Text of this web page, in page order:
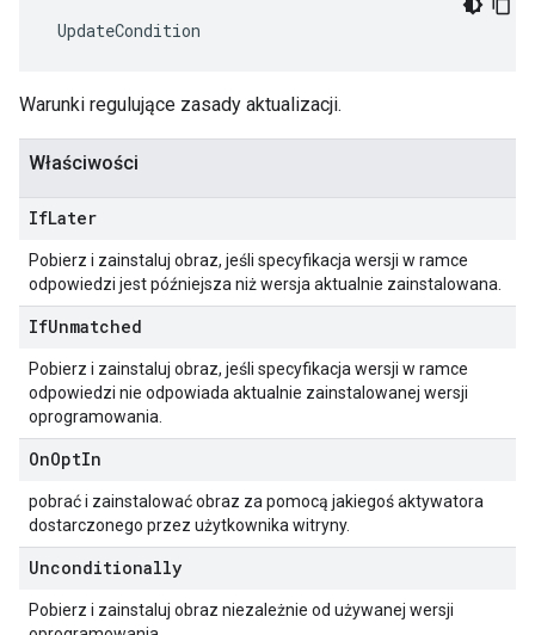
UpdateCondition
Warunki regulujące zasady aktualizacji.
Właściwości
IfLater
Pobierz i zainstaluj obraz, jeśli specyfikacja wersji w ramce
odpowiedzi jest późniejsza niż wersja aktualnie zainstalowana.
IfUnmatched
Pobierz i zainstaluj obraz, jeśli specyfikacja wersji w ramce
odpowiedzi nie odpowiada aktualnie zainstalowanej wersji
oprogramowania.
OnOptIn
pobrać i zainstalować obraz za pomocą jakiegoś aktywatora
dostarczonego przez użytkownika witryny.
Unconditionally
Pobierz i zainstaluj obraz niezależnie od używanej wersji